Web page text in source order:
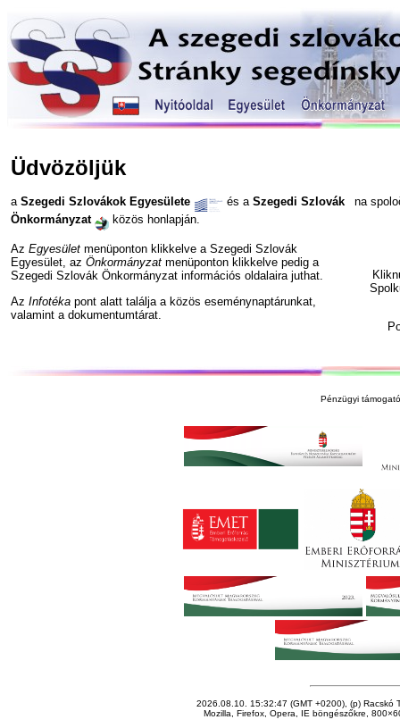
Üdvözöljük
a Szegedi Szlovákok Egyesülete és a Szegedi Szlovák
Önkormányzat
közös honlapján.
Az Egyesület menüponton klikkelve a Szegedi Szlovák
Egyesület, az Önkormányzat menüponton klikkelve pedig a
Szegedi Szlovák Önkormányzat információs oldalaira juthat.
Az Infotéka pont alatt találja a közös eseménynaptárunkat,
valamint a dokumentumtárat.
na
Pénzügyi
2026.08.10. 15:32:47 (GMT +0200), (p) Racskó
Mozilla, Firefox, Opera, IE böngészőkre,